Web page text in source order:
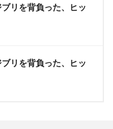
リを背負った、ヒッ
リを背負った、ヒッ